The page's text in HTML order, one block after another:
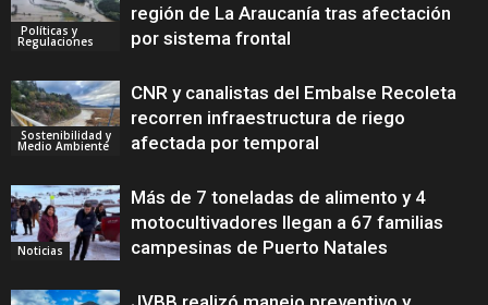
Políticas y
Regulaciones
región de La Araucanía tras afectación
por sistema frontal
Sostenibilidad y
Medio Ambiente
CNR y canalistas del Embalse Recoleta
recorren infraestructura de riego
afectada por temporal
Noticias
Más de 7 toneladas de alimento y 4
motocultivadores llegan a 67 familias
campesinas de Puerto Natales